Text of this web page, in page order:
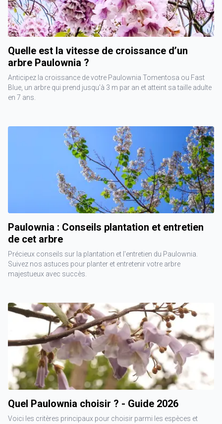
Quelle est la vitesse de croissance d’un
arbre Paulownia ?
Anticipez la croissance de votre Paulownia Tomentosa ou Fast
Blue, un arbre qui prend jusqu’à 3 m par an et atteint sa taille adulte
en 7 ans.
Paulownia : Conseils plantation et entretien
de cet arbre
Précieux conseils sur la plantation et l'entretien du Paulownia.
Suivez nos astuces pour planter et entretenir votre arbre
majestueux avec succès.
Quel Paulownia choisir ? - Guide 2026
Voici les critères principaux pour choisir parmi les espèces et